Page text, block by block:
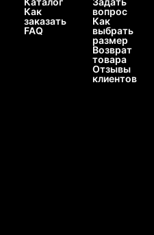
Как
заказать
FAQ
вопрос
Как
выбрать
размер
Возврат
товара
Отзывы
клиентов